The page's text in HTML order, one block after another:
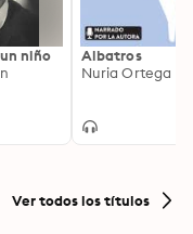
niño
Albatros
Nuria Ortega
Ver todos los títulos